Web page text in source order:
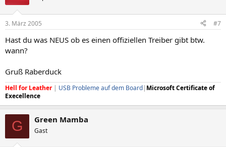
3. März 2005 #7
Hast du was NEUS ob es einen offiziellen Treiber gibt btw.
wann?
Gruß Raberduck
Hell for Leather| USB Probleme auf dem Board| Microsoft Certificate of
Execellence
G Green Mamba
Gast